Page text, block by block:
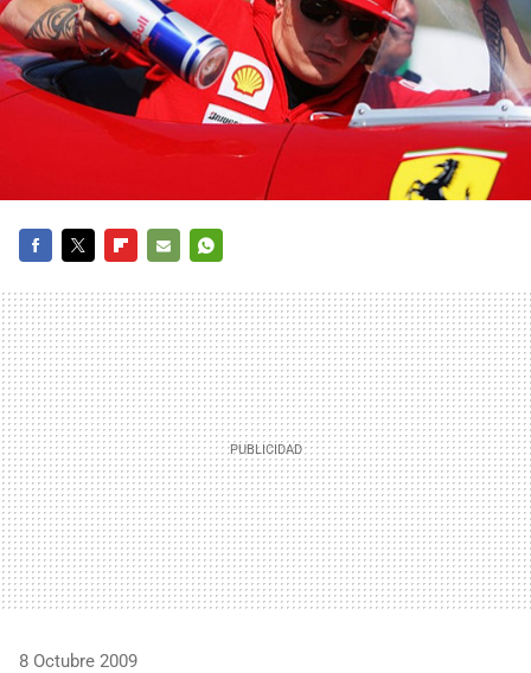
MAIL
8 Octubre 2009